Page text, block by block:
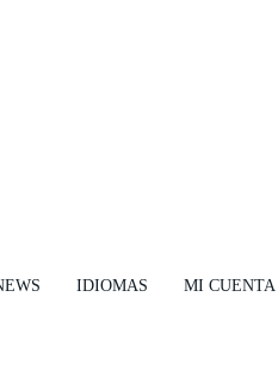
IDIOMAS MI CUENTA